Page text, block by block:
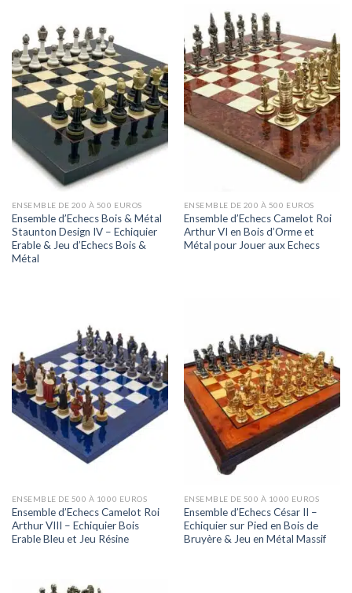
ENSEMBLE DE 200 À 500 EUROS
Ensemble d’Echecs Bois & Métal
Staunton Design IV – Echiquier
Erable & Jeu d’Echecs Bois &
Métal
ENSEMBLE DE 200 À 500 EUROS
Ensemble d’Echecs Camelot Roi
Arthur VI en Bois d’Orme et
Métal pour Jouer aux Echecs
ENSEMBLE DE 500 À 1000 EUROS
Ensemble d’Echecs Camelot Roi
Arthur VIII – Echiquier Bois
Erable Bleu et Jeu Résine
ENSEMBLE DE 500 À 1000 EUROS
Ensemble d’Echecs César II –
Echiquier sur Pied en Bois de
Bruyère & Jeu en Métal Massif